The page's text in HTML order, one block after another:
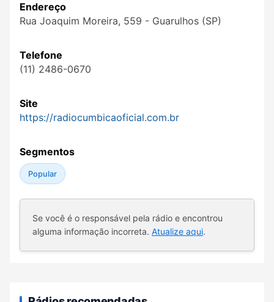
Endereço
Rua Joaquim Moreira, 559 - Guarulhos (SP)
Telefone
(11) 2486-0670
Site
https://radiocumbicaoficial.com.br
Segmentos
Popular
Se você é o responsável pela rádio e encontrou
alguma informação incorreta. Atualize aqui.